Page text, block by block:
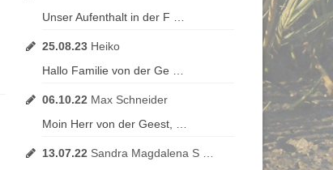
Unser Aufenthalt in der F …
25.08.23 Heiko
Hallo Familie von der Ge …
06.10.22 Max Schneider
Moin Herr von der Geest, …
13.07.22 Sandra Magdalena S …